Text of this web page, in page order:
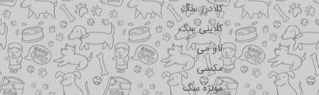
کلادرز سگ
کلاینی سگ
لاو می
مکسی
مونژه سگ